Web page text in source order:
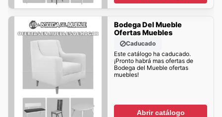
Bodega Del Mueble
Ofertas Muebles
Caducado
Este catálogo ha caducado.
¡Pronto habrá mas ofertas de
Bodega del Mueble ofertas
muebles!
Abrir catálogo